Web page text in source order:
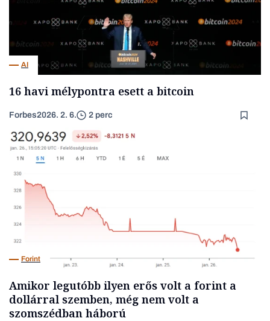
AI
16 havi mélypontra esett a bitcoin
Forbes2026. 2. 6. 2 perc
Forint
Amikor legutóbb ilyen erős volt a forint a
dollárral szemben, még nem volt a
szomszédban háború